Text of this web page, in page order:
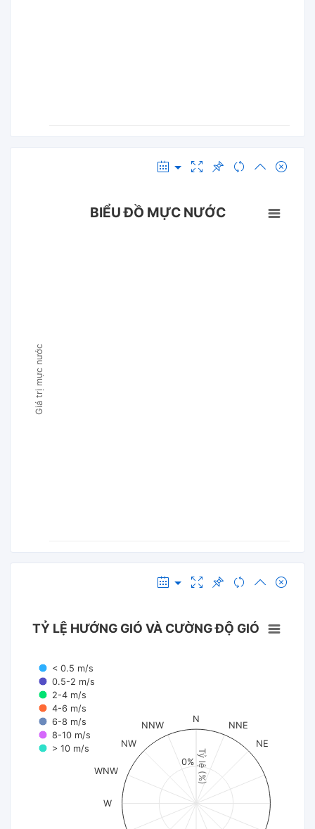
Giá trị mực nước
BIỂU ĐỒ MỰC NƯỚC
Tỷ lệ (%)
TỶ LỆ HƯỚNG GIÓ VÀ CƯỜNG ĐỘ GIÓ
< 0.5 m/s
0.5-2 m/s
2-4 m/s
4-6 m/s
6-8 m/s
8-10 m/s
> 10 m/s
N
NNE
NE
W
WNW
NW
NNW
0%